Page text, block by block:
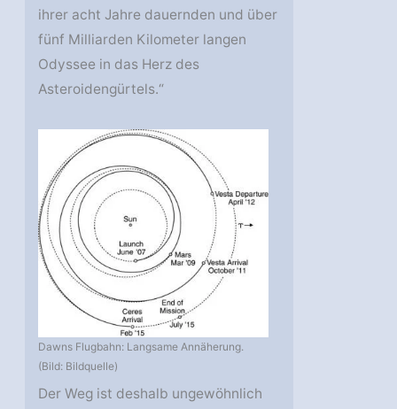
ihrer acht Jahre dauernden und über
fünf Milliarden Kilometer langen
Odyssee in das Herz des
Asteroidengürtels.“
Dawns Flugbahn: Langsame Annäherung.
(Bild: Bildquelle)
Der Weg ist deshalb ungewöhnlich